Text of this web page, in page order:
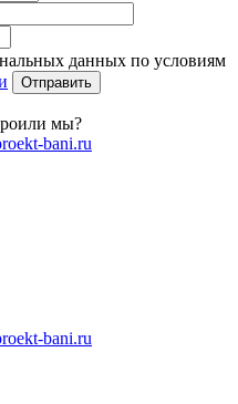
данных по условиям
мы?
bani.ru
bani.ru